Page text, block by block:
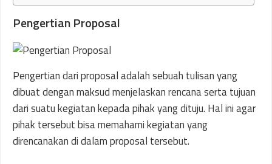
Pengertian Proposal
Pengertian dari proposal adalah sebuah tulisan yang
dibuat dengan maksud menjelaskan rencana serta tujuan
dari suatu kegiatan kepada pihak yang dituju. Hal ini agar
pihak tersebut bisa memahami kegiatan yang
direncanakan di dalam proposal tersebut.